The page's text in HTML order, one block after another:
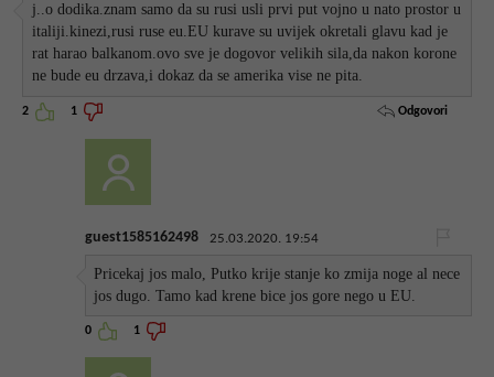
j..o dodika.znam samo da su rusi usli prvi put vojno u nato prostor u
italiji.kinezi,rusi ruse eu.EU kurave su uvijek okretali glavu kad je
rat harao balkanom.ovo sve je dogovor velikih sila,da nakon korone
ne bude eu drzava,i dokaz da se amerika vise ne pita.
2 1 Odgovori
guest1585162498 25.03.2020. 19:54
Pricekaj jos malo, Putko krije stanje ko zmija noge al nece
jos dugo. Tamo kad krene bice jos gore nego u EU.
0 1